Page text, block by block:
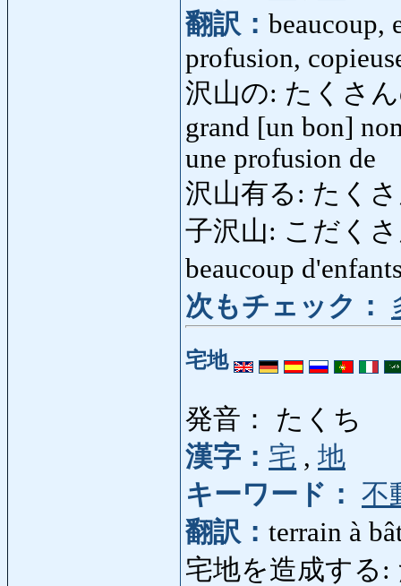
翻訳： beaucoup,
profusion,
沢山の: たくさん
grand [un bon]
une profusion de
沢山有る: たく
子沢山: こだくさ
beaucoup
次もチェック：
宅地
発音： たくち
漢字： 宅 , 地
キーワード： 不
翻訳： terrain à
宅地を造成する: